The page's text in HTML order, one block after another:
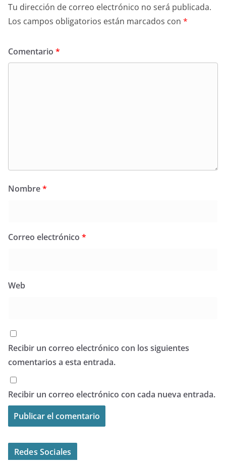
Tu dirección de correo electrónico no será publicada.
Los campos obligatorios están marcados con *
Comentario *
Nombre*
Correo electrónico *
Web
Recibir un correo electrónico con los siguientes
comentarios a esta entrada.
Recibir un correo electrónico con cada nueva entrada.
Redes Sociales